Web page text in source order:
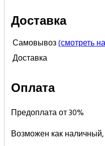
Доставка
Самовывоз(смотреть
Доставка
Оплата
Предоплата от 30%
Возможен как